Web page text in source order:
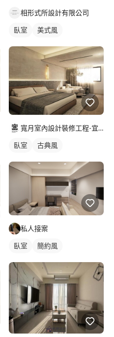
相形式所設計有限公司
臥室 美式風
寬月室內設計裝修工程-宜蘭店
臥室 古典風
私人接案
臥室 簡約風